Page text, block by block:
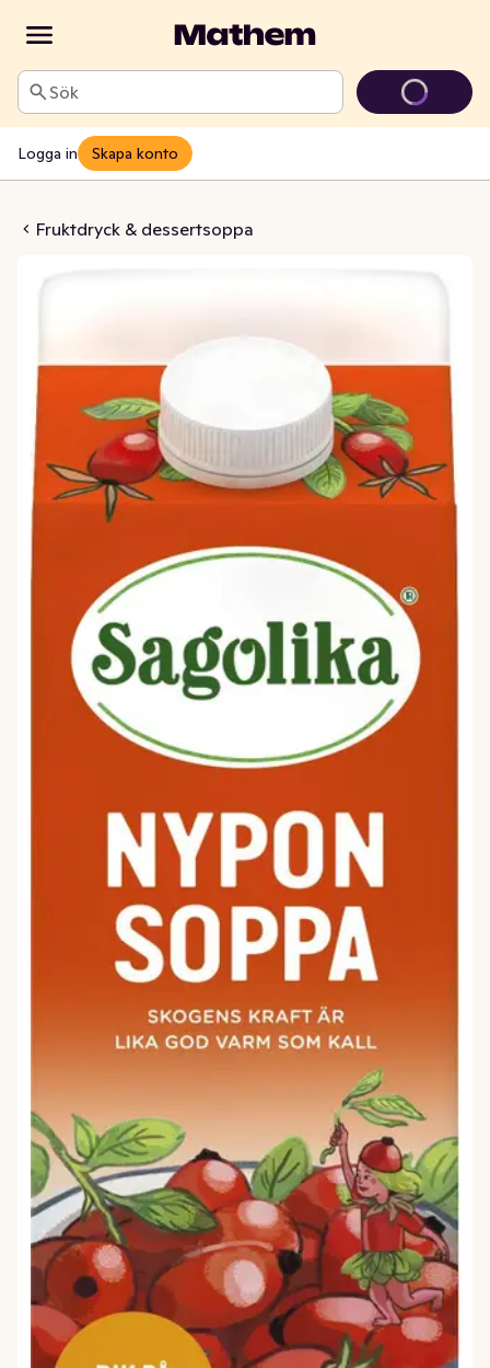
Sök
Logga in Skapa konto
Fruktdryck & dessertsoppa